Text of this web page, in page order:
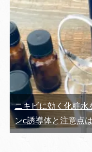
ニキビに効く化粧水
ンc誘導体と注意点